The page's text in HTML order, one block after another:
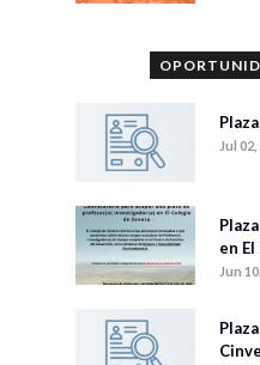
Jul 02,
en
Jun